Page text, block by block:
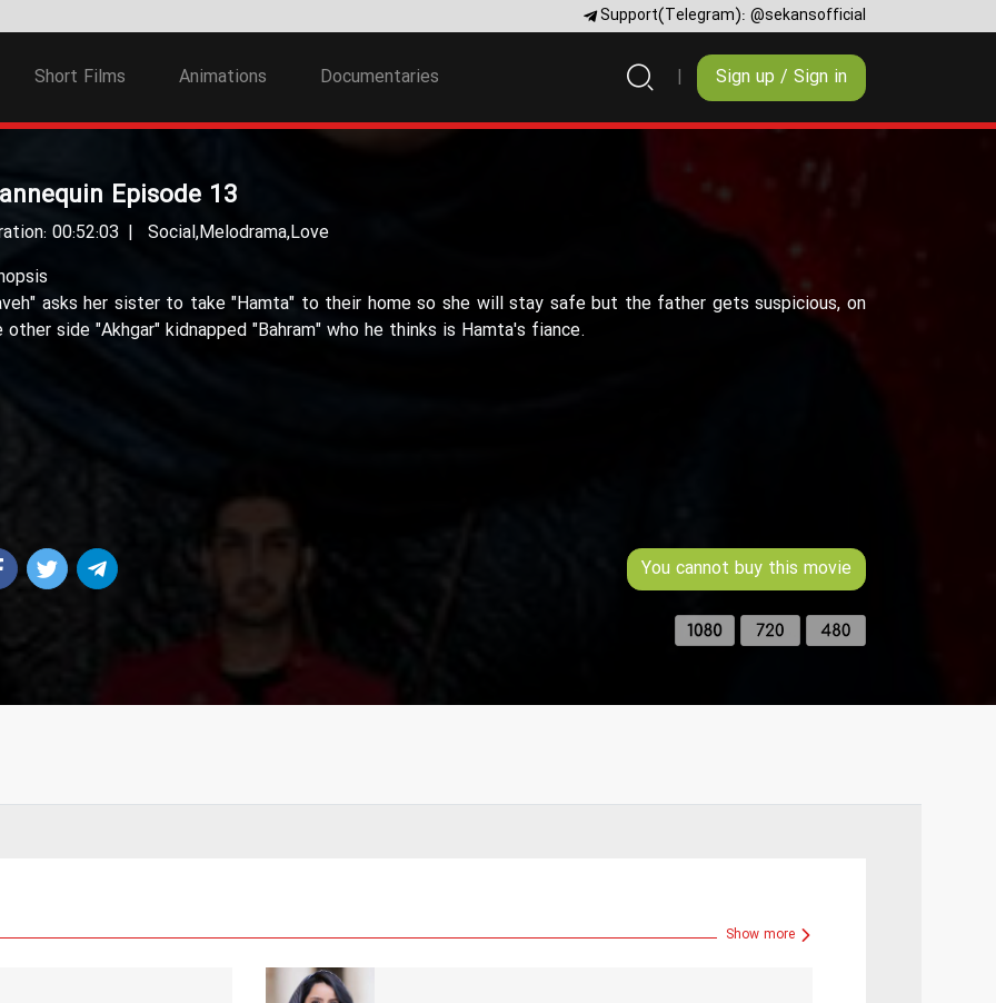
Support(Telegram): @sekansofficial
Sign up / Sign in
Short Films Animations Documentaries
Episode 13
00:52:03 Social,Melodrama,Love
asks her sister to take "Hamta" to their home so she will stay safe but the father gets suspicious, on
other side "Akhgar" kidnapped "Bahram" who he thinks is Hamta's fiance.
You cannot buy this movie
Show more